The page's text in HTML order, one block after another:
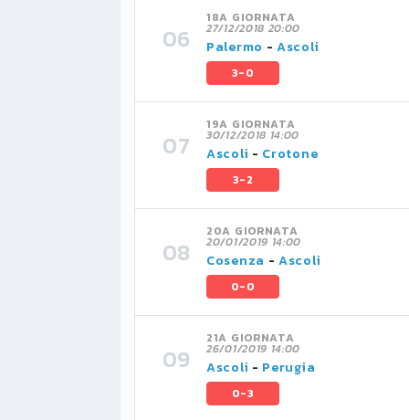
18A GIORNATA
27/12/2018 20:00
Palermo -Ascoli
3-0
19A GIORNATA
30/12/2018 14:00
Ascoli - Crotone
3-2
20A GIORNATA
20/01/2019 14:00
Cosenza -Ascoli
0-0
21A GIORNATA
26/01/2019 14:00
Ascoli - Perugia
0-3